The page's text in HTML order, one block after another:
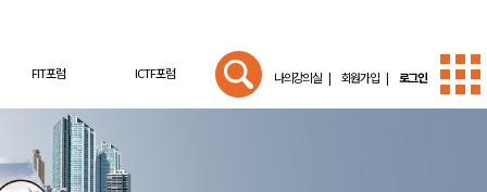
FIT포럼 ICTF포럼 나의강의실 | 회원가입 | 로그인